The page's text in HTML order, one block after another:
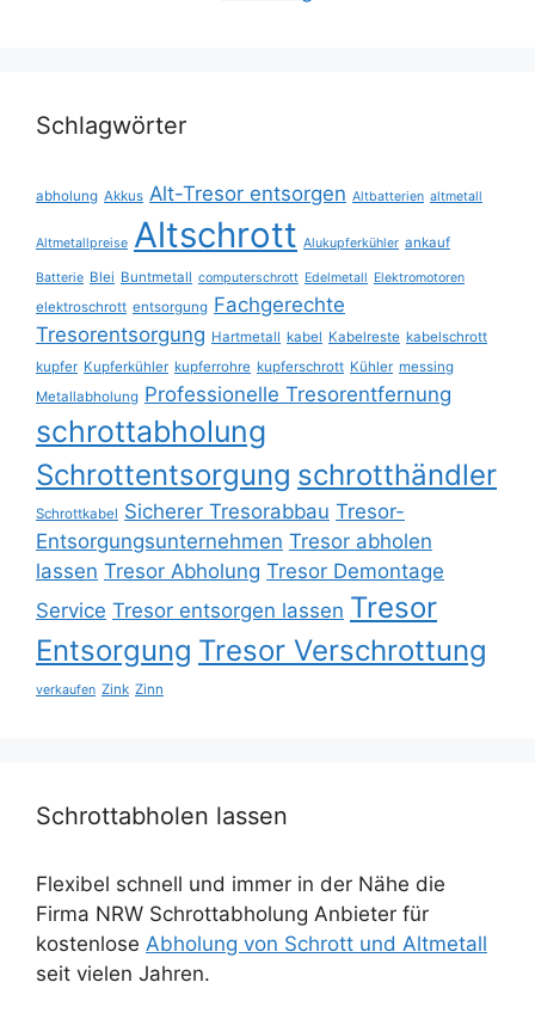
Schlagwörter
abholung Akkus Alt-Tresor entsorgen Altbatterien altmetall
Altmetallpreise Altschrott Alukupferkühler ankauf
Batterie Blei Buntmetall computerschrott Edelmetall Elektromotoren
elektroschrott entsorgung Fachgerechte
Tresorentsorgung Hartmetall kabel Kabelreste kabelschrott
kupfer Kupferkühler kupferrohre kupferschrott Kühler messing
Metallabholung Professionelle Tresorentfernung
schrottabholung
Schrottentsorgung schrotthändler
Schrottkabel Sicherer Tresorabbau Tresor-
Entsorgungsunternehmen Tresor abholen
lassen Tresor Abholung Tresor Demontage
Service Tresor entsorgen lassen Tresor
Entsorgung Tresor Verschrottung
verkaufen Zink Zinn
Schrottabholen lassen
Flexibel schnell und immer in der Nähe die
Firma NRW Schrottabholung Anbieter für
kostenlose Abholung von Schrott und Altmetall
seit vielen Jahren.